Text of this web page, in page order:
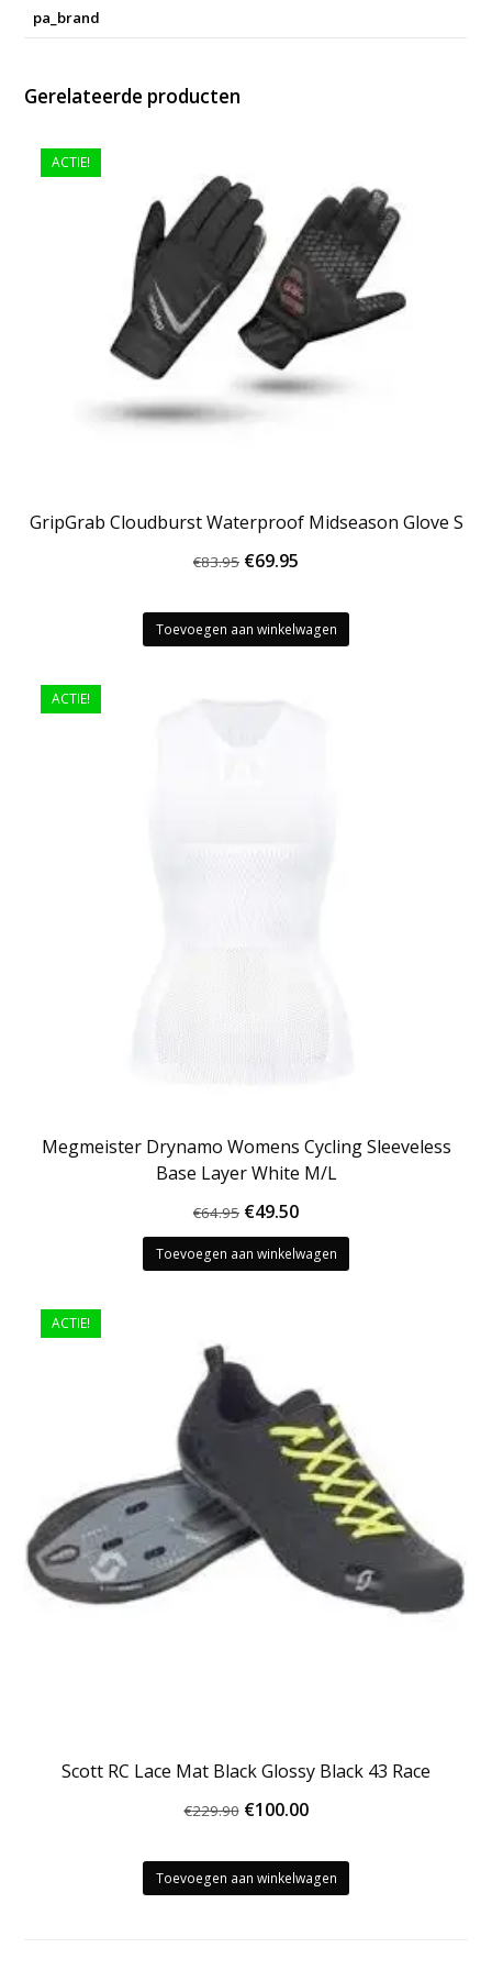
pa_brand
Gerelateerde producten
ACTIE!
GripGrab Cloudburst Waterproof Midseason Glove S
€83.95 Oorspronkelijke
was:
€83.95.
€69.95
is:
€69.95.
Toevoegen aan winkelwagen
ACTIE!
Megmeister Drynamo Womens Cycling Sleeveless
Base Layer White M/L
€64.95 Oorspronkelijke
prijs
was:
€49.50Huidige
prijs
is:
Toevoegen aan winkelwagen
ACTIE!
Scott RC Lace Mat Black Glossy Black 43 Race
€229.90 Oorspronkelijke
was:
€229.90.
€100.00Huidige
is:
€100.00.
Toevoegen aan winkelwagen